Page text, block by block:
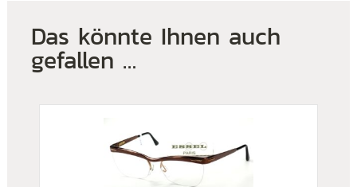
Das könnte Ihnen auch
gefallen …